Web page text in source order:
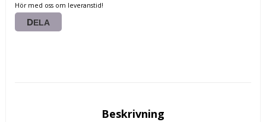
Hör med oss om leveranstid!
DELA
Beskrivning